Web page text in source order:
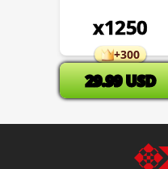
x1250
+300
29.99 USD